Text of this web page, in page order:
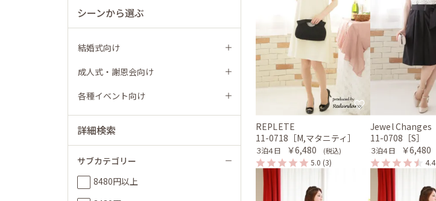
シーンから選ぶ
結婚式向け
成人式・謝恩会向け
各種イベント向け
詳細検索
サブカテゴリー
8480円以上
REPLETE
11-0718［M,マタニティ］
３泊４日 ￥6,480 (税込)
5.0 (3)
Jewel Changes
11-0708［S］
３泊４日 ￥6,480
4.4